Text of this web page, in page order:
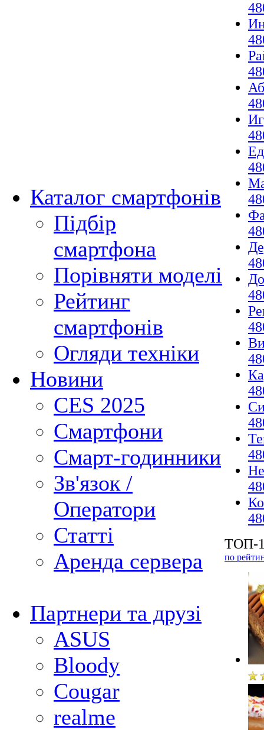
Каталог смартфонів
Підбір
смартфона
Порівняти моделі
Рейтинг
смартфонів
Огляди техніки
Новини
CES 2025
Смартфони
Смарт-годинники
Зв'язок /
Оператори
Статті
Аренда сервера
Партнери та друзі
ASUS
Bloody
Cougar
realme
ТОП-
по